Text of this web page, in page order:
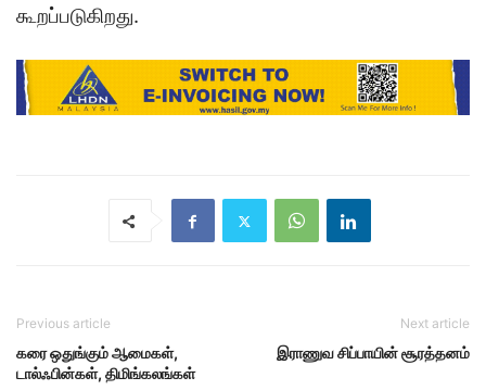
கூறப்படுகிறது.
Previous article
கரை ஒதுங்கும் ஆமைகள்,
டால்ஃபின்கள், திமிங்கலங்கள்
Next article
இராணுவ சிப்பாயின் சூரத்தனம்